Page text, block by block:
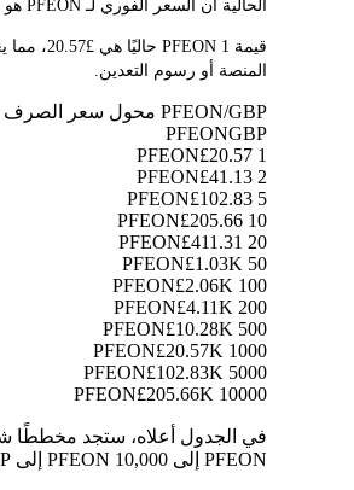
الحالية أن السعر الفوري لـ PFEON هو £20.57. نظرًا لتقلب أسعار العملات المشفرة باستمرار، ننصحك بالعودة إلى هذه الصفحة قبل التداول للاطلاع على أحدث نتائج التحويل.
المنصة أو رسوم التعدين.
PFEON/GBP محول سعر الصرف
PFEONGBP
1 PFEON
£20.57
2 PFEON
£41.13
5 PFEON
£102.83
10 PFEON
£205.66
20 PFEON
£411.31
50 PFEON
£1.03K
100 PFEON
£2.06K
200 PFEON
£4.11K
500 PFEON
£10.28K
1000 PFEON
£20.57K
5000 PFEON
£102.83K
10000 PFEON
£205.66K
PFEON إلى 10,000 PFEON إلى GBP، مما يُتيح لك فهم قيمة كل تحويل بوضوح.